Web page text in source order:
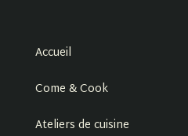
Accueil
Come & Cook
Ateliers de cuisine